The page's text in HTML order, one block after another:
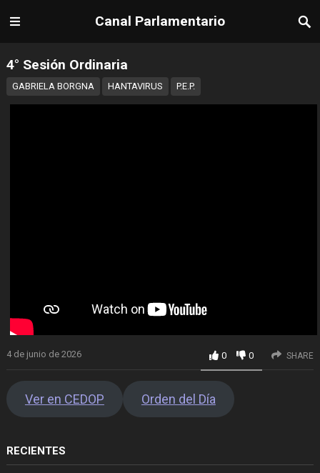
Canal Parlamentario
4° Sesión Ordinaria
GABRIELA BORGNA HANTAVIRUS P.E.P.
4 de junio de 2026 0 0 SHARE
Ver en CEDOP Orden del Día
RECIENTES